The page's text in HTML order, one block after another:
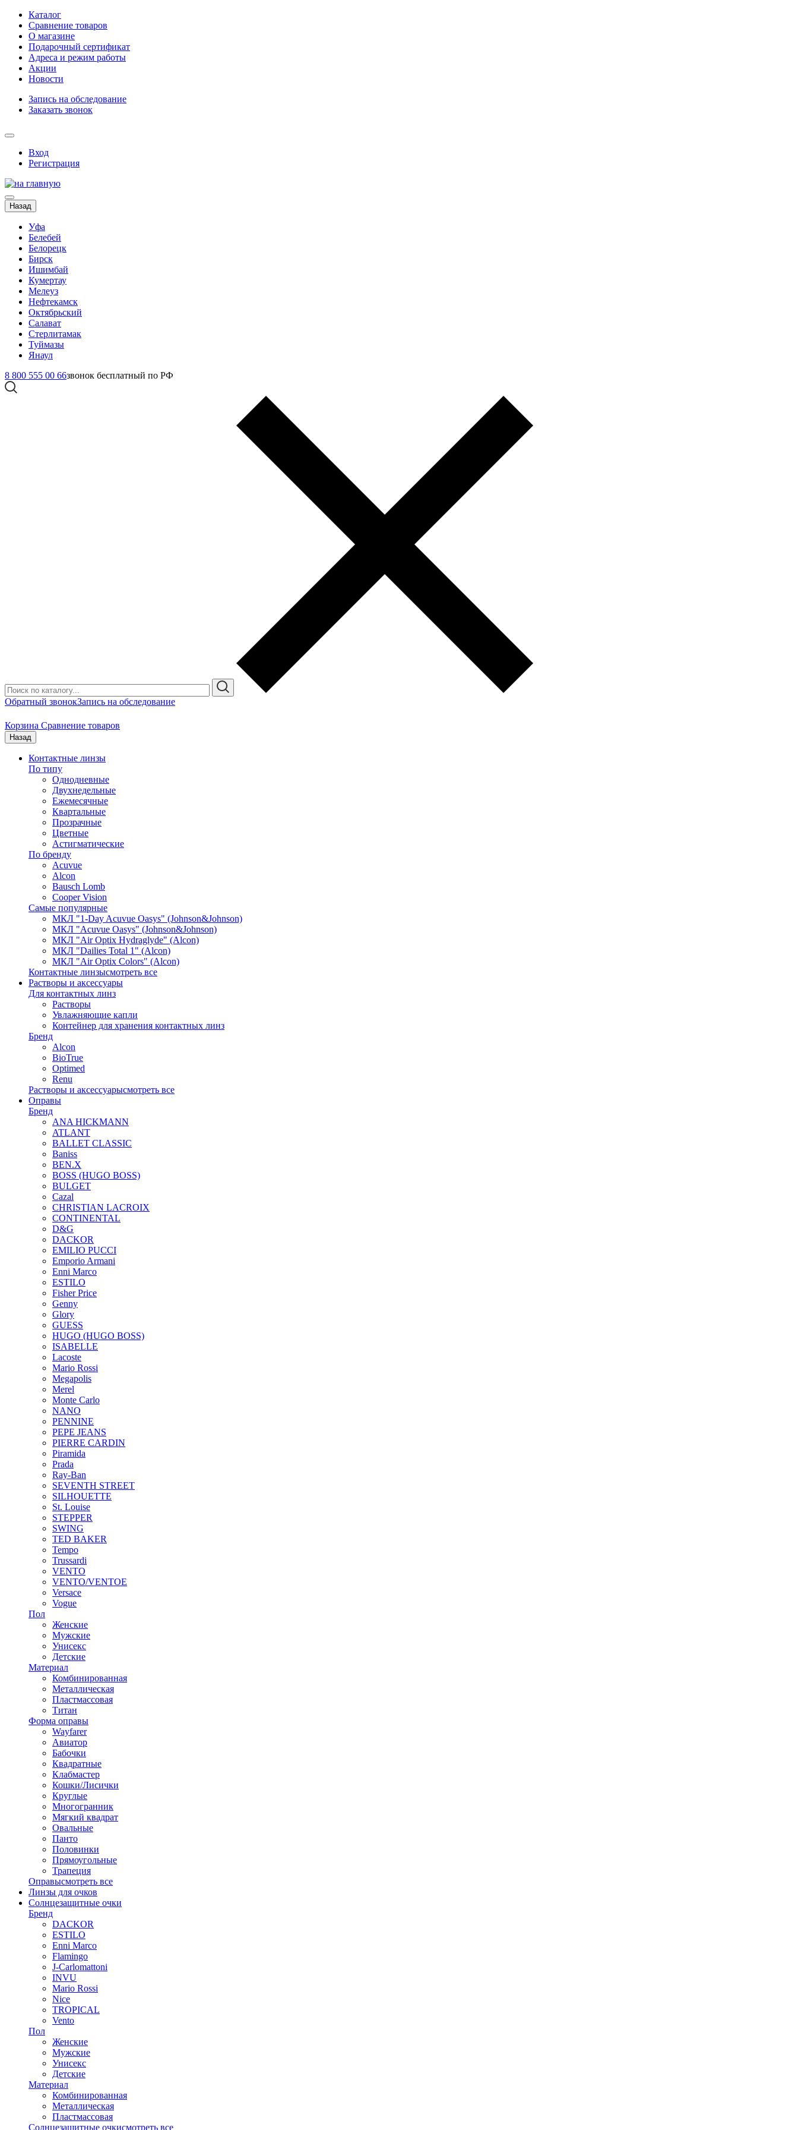
Каталог
Сравнение товаров
О магазине
Подарочный сертификат
Адреса и режим работы
Акции
Новости
Запись на обследование
Заказать звонок
Вход
Регистрация
Назад
Уфа
Белебей
Белорецк
Бирск
Ишимбай
Кумертау
Мелеуз
Нефтекамск
Октябрьский
Салават
Стерлитамак
Туймазы
Янаул
8 800 555 00 66звонок бесплатный по РФ
Обратный звонокЗапись на обследование
Корзина Сравнение товаров
Назад
Контактные линзы
По типу
Однодневные
Двухнедельные
Ежемесячные
Квартальные
Прозрачные
Цветные
Астигматические
По бренду
Acuvue
Alcon
Bausch Lomb
Cooper Vision
Самые популярные
МКЛ "1-Day Acuvue Oasys" (Johnson&Johnson)
МКЛ "Acuvue Oasys" (Johnson&Johnson)
МКЛ "Air Optix Hydraglyde" (Alcon)
МКЛ "Dailies Total 1" (Alcon)
МКЛ "Air Optix Colors" (Alcon)
Контактные линзысмотреть все
Растворы и аксессуары
Для контактных линз
Растворы
Увлажняющие капли
Контейнер для хранения контактных линз
Бренд
Alcon
BioTrue
Optimed
Renu
Растворы и аксессуарысмотреть все
Оправы
Бренд
ANA HICKMANN
ATLANT
BALLET CLASSIC
Baniss
BEN.X
BOSS (HUGO BOSS)
BULGET
Cazal
CHRISTIAN LACROIX
CONTINENTAL
D&G
DACKOR
EMILIO PUCCI
Emporio Armani
Enni Marco
ESTILO
Fisher Price
Genny
Glory
GUESS
HUGO (HUGO BOSS)
ISABELLE
Lacoste
Mario Rossi
Megapolis
Merel
Monte Carlo
NANO
PENNINE
PEPE JEANS
PIERRE CARDIN
Piramida
Prada
Ray-Ban
SEVENTH STREET
SILHOUETTE
St. Louise
STEPPER
SWING
TED BAKER
Tempo
Trussardi
VENTO
VENTO/VENTOE
Versace
Vogue
Пол
Женские
Мужские
Унисекс
Детские
Материал
Комбинированная
Металлическая
Пластмассовая
Титан
Форма оправы
Wayfarer
Авиатор
Бабочки
Квадратные
Клабмастер
Кошки/Лисички
Круглые
Многогранник
Мягкий квадрат
Овальные
Панто
Половинки
Прямоугольные
Трапеция
Оправысмотреть все
Линзы для очков
Солнцезащитные очки
Бренд
DACKOR
ESTILO
Enni Marco
Flamingo
J-Carlomattoni
INVU
Mario Rossi
Nice
TROPICAL
Vento
Пол
Женские
Мужские
Унисекс
Детские
Материал
Комбинированная
Металлическая
Пластмассовая
Солнцезащитные очкисмотреть все